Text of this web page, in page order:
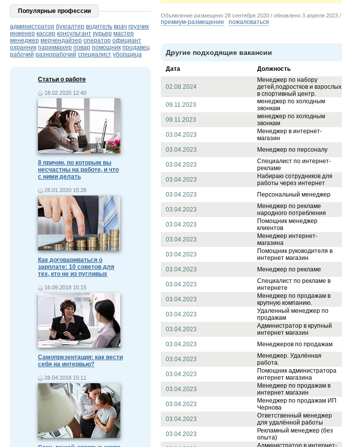
Популярные профессии
администратор бухгалтер водитель врач грузчик
инженер кассир консультант курьер мастер
менеджер мерчендайзер оператор официант
охранник парикмахер повар помощник продавец
рабочий разнорабочий специалист уборщица
Статьи о работе
18.02.2020 12:40
8 причин, по которым вы
несчастны на работе, и что
с ними делать
26.01.2020 15:28
Как договариваться о
зарплате: 10 советов для
тех, кто не из пугливых
16.09.2018 15:15
Самопрезентация: как вести
себя на интервью?
28.04.2018 15:11
Объявление размещено 28 сентября 2020 / обновлено 3 апреля 2023 /
премиум-размещение пожаловаться
Другие подходящие вакансии
Дата Должность
02.08.2024
Менеджер по набору
детей,подростков и взрослых
в спортивный центр.
09.11.2023
менеджер по холодным
звонкам
09.11.2023
менеджер по холодным
звонкам
03.04.2023
Менеджер в интернет-
магазин
03.04.2023 Менеджер по персоналу
03.04.2023
Специалист по интернет-
рекламе
03.04.2023
Набираю сотрудников для
работы через интернет
03.04.2023 Персональный менеджер
03.04.2023
Менеджер по рекламе
народного потребления
03.04.2023
Помощник менеджер
клиентов
03.04.2023
Менеджер интернет-
магазина
03.04.2023
Помощник руководителя в
интернет магазин
03.04.2023 Менеджер по рекламе
03.04.2023
Специалист по рекламе в
интернете
03.04.2023
Менеджер по продажам в
крупную компанию.
03.04.2023
Удаленный менеджер по
продажам
03.04.2023
Администратор в крупный
интернет магазин
03.04.2023 Менеджеров по продажам
03.04.2023
Менеджер. Удалённая
работа.
03.04.2023
Помощник администратора
интернет магазина
03.04.2023
Менеджер по продажам в
интернет магазин
03.04.2023
Менеджер по продажам ИП
Чернова
03.04.2023
Ответственный менеджер
для удалённой работы
03.04.2023
Реклaмный менеджер (бeз
oпытa)
Администратор в интернет-